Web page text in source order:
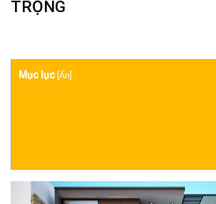
TRỌNG
Mục lục Ẩn